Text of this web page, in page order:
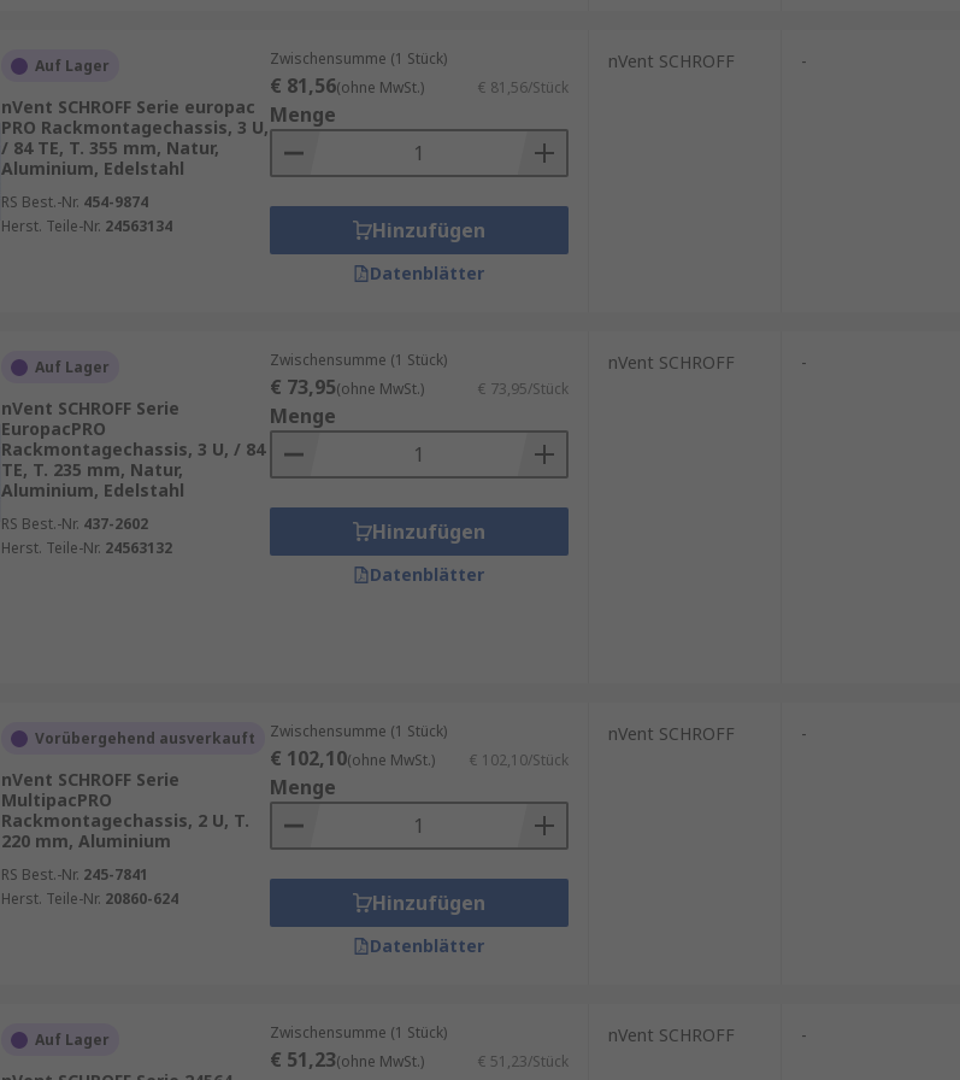
Auf Lager
nVent SCHROFF Serie europac
PRO Rackmontagechassis, 3 U,
/ 84 TE, T. 355 mm, Natur,
Aluminium, Edelstahl
RS Best.-Nr. 454-9874
Herst. Teile-Nr. 24563134
Zwischensumme (1 Stück)
€ 81,56(ohne MwSt.) € 81,56/Stück
Menge
Hinzufügen
Datenblätter
nVent SCHROFF -
Auf Lager
nVent SCHROFF Serie
EuropacPRO
Rackmontagechassis, 3 U, / 84
TE, T. 235 mm, Natur,
Aluminium, Edelstahl
RS Best.-Nr. 437-2602
Herst. Teile-Nr. 24563132
Zwischensumme (1 Stück)
€ 73,95(ohne MwSt.) € 73,95/Stück
Menge
Hinzufügen
Datenblätter
nVent SCHROFF -
Vorübergehend ausverkauft
nVent SCHROFF Serie
MultipacPRO
Rackmontagechassis, 2 U, T.
220 mm, Aluminium
RS Best.-Nr. 245-7841
Herst. Teile-Nr. 20860-624
Zwischensumme (1 Stück)
€ 102,10(ohne MwSt.) € 102,10/Stück
Menge
Hinzufügen
Datenblätter
nVent SCHROFF -
Auf Lager Zwischensumme (1 Stück)
€ 51,23(ohne MwSt.) € 51,23/Stück
nVent SCHROFF -